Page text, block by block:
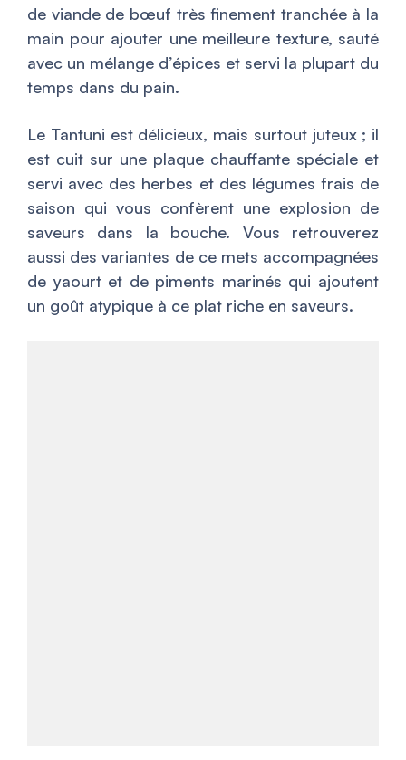
de viande de bœuf très finement tranchée à la
main pour ajouter une meilleure texture, sauté
avec un mélange d’épices et servi la plupart du
temps dans du pain.
Le Tantuni est délicieux, mais surtout juteux ; il
est cuit sur une plaque chauffante spéciale et
servi avec des herbes et des légumes frais de
saison qui vous confèrent une explosion de
saveurs dans la bouche. Vous retrouverez
aussi des variantes de ce mets accompagnées
de yaourt et de piments marinés qui ajoutent
un goût atypique à ce plat riche en saveurs.